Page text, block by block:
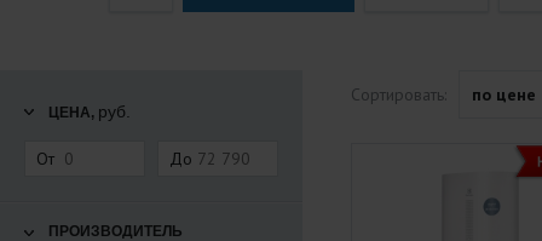
ЦЕНА, руб.
От До
ПРОИЗВОДИТЕЛЬ
Сортировать: по цене